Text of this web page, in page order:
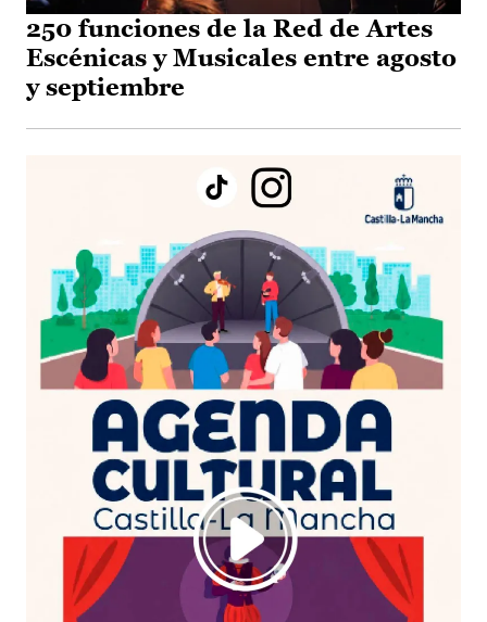
250 funciones de la Red de Artes
Escénicas y Musicales entre agosto
y septiembre